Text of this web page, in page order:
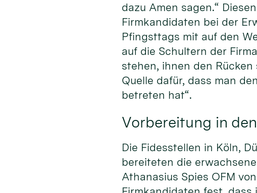
dazu Amen sagen.“
Firmkandidaten bei der
Pfingsttags mit auf den
auf die Schultern der
stehen, ihnen den
Quelle dafür, dass man
betreten hat“.
Vorbereitung in
Die Fidesstellen in Köln,
bereiteten die
Athanasius Spies OFM